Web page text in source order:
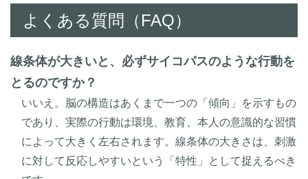
よくある質問（FAQ）
線条体が大きいと、必ずサイコパスのような行動を
とるのですか？
いいえ。脳の構造はあくまで一つの「傾向」を示すもの
であり、実際の行動は環境、教育、本人の意識的な習慣
によって大きく左右されます。線条体の大きさは、刺激
に対して反応しやすいという「特性」として捉えるべき